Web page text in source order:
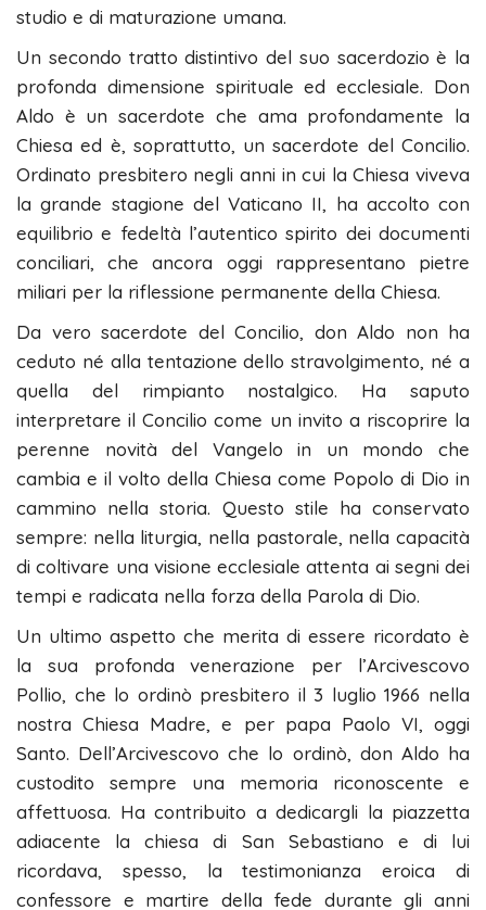
studio e di maturazione umana.
Un secondo tratto distintivo del suo sacerdozio è la
profonda dimensione spirituale ed ecclesiale. Don
Aldo è un sacerdote che ama profondamente la
Chiesa ed è, soprattutto, un sacerdote del Concilio.
Ordinato presbitero negli anni in cui la Chiesa viveva
la grande stagione del Vaticano II, ha accolto con
equilibrio e fedeltà l’autentico spirito dei documenti
conciliari, che ancora oggi rappresentano pietre
miliari per la riflessione permanente della Chiesa.
Da vero sacerdote del Concilio, don Aldo non ha
ceduto né alla tentazione dello stravolgimento, né a
quella del rimpianto nostalgico. Ha saputo
interpretare il Concilio come un invito a riscoprire la
perenne novità del Vangelo in un mondo che
cambia e il volto della Chiesa come Popolo di Dio in
cammino nella storia. Questo stile ha conservato
sempre: nella liturgia, nella pastorale, nella capacità
di coltivare una visione ecclesiale attenta ai segni dei
tempi e radicata nella forza della Parola di Dio.
Un ultimo aspetto che merita di essere ricordato è
la sua profonda venerazione per l’Arcivescovo
Pollio, che lo ordinò presbitero il 3 luglio 1966 nella
nostra Chiesa Madre, e per papa Paolo VI, oggi
Santo. Dell’Arcivescovo che lo ordinò, don Aldo ha
custodito sempre una memoria riconoscente e
affettuosa. Ha contribuito a dedicargli la piazzetta
adiacente la chiesa di San Sebastiano e di lui
ricordava, spesso, la testimonianza eroica di
confessore e martire della fede durante gli anni